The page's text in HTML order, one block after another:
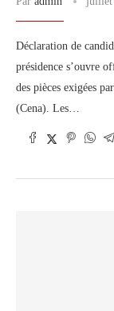
Déclaration de
présidence s’ouvre
des pièces exigées
(Cena). Les…